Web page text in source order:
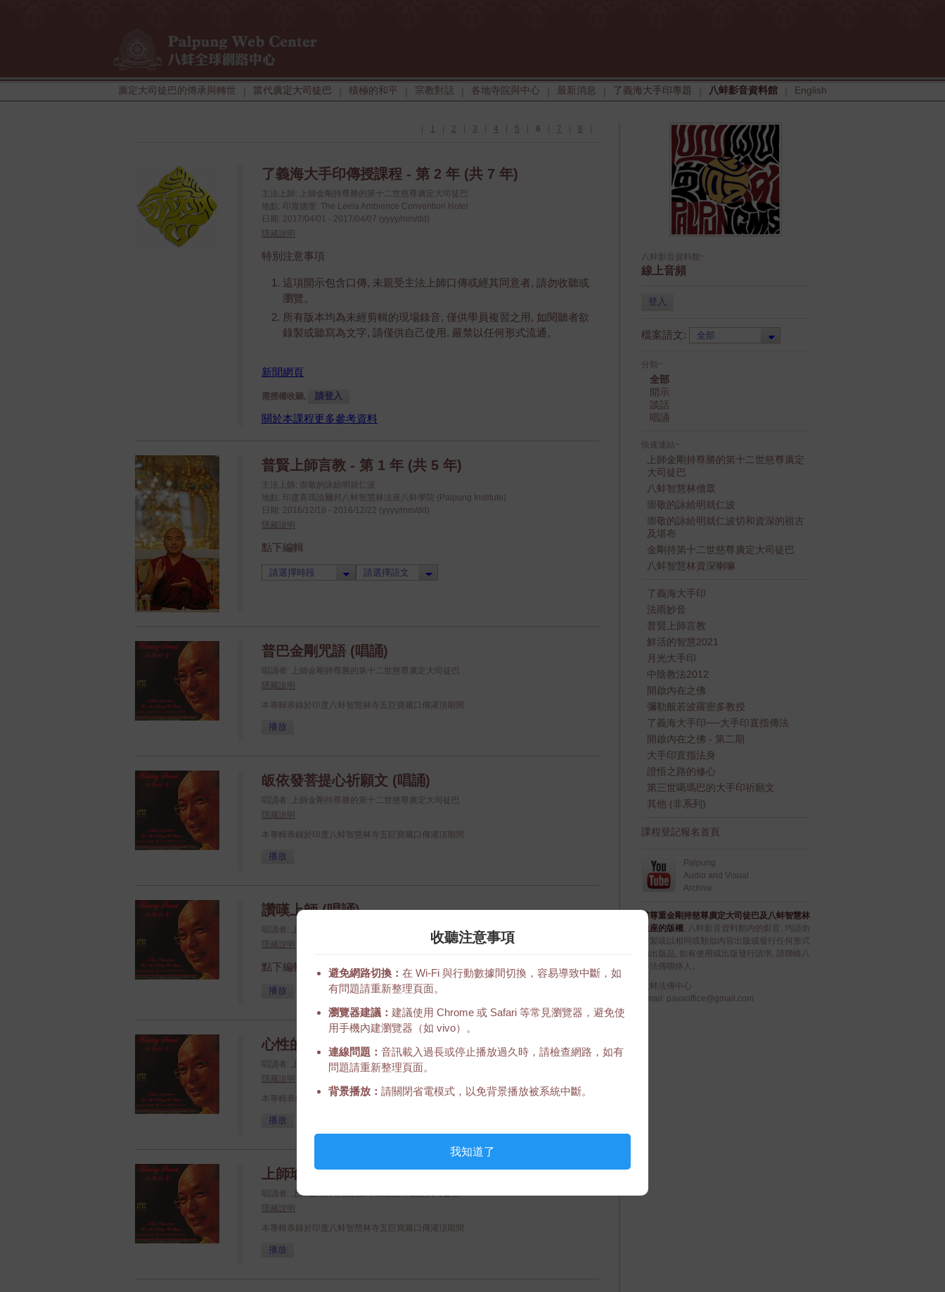
廣定大司徒巴的傳承與轉世 當代廣定大司徒巴 積極的和平 宗教對話 各地寺院與中心 最新消息 了義海大手印專題 八蚌影音資料館 English
1 2 3 4 5 6 7 8
了義海大手印傳授課程 - 第 2 年 (共 7 年)
主法上師: 上師金剛持尊勝的第十二世慈尊廣定大司徒巴
地點: 印度德里: The Leela Ambience Convention Hotel
日期: 2017/04/01 - 2017/04/07 (yyyy/mm/dd)
隱藏說明
特別注意事項
這項開示包含口傳, 未親受主法上師口傳或經其同意者, 請勿收聽或
瀏覽。
所有版本均為未經剪輯的現場錄音, 僅供學員複習之用, 如閱聽者欲
錄製或聽寫為文字, 請僅供自己使用, 嚴禁以任何形式流通。
新聞網頁
需授權收聽, 請登入
關於本課程更多參考資料
普賢上師言教 - 第 1 年 (共 5 年)
主法上師: 崇敬的詠給明就仁波
地點: 印度喜瑪洽爾邦八蚌智慧林法座八蚌學院 (Palpung Institute)
日期: 2016/12/18 - 2016/12/22 (yyyy/mm/dd)
隱藏說明
點下編輯
普巴金剛咒語 (唱誦)
唱誦者: 上師金剛持尊勝的第十二世慈尊廣定大司徒巴
隱藏說明
本專輯恭錄於印度八蚌智慧林寺五巨寶藏口傳灌頂期間
播放
皈依發菩提心祈願文 (唱誦)
唱誦者: 上師金剛持尊勝的第十二世慈尊廣定大司徒巴
隱藏說明
本專輯恭錄於印度八蚌智慧林寺五巨寶藏口傳灌頂期間
播放
讚嘆上師 (唱誦)
唱誦者: 上師金剛持尊勝的第十二世慈尊廣定大司徒巴
隱藏說明
點下編輯
播放
心性的簡介 (唱誦)
唱誦者: 上師金剛持尊勝的第十二世慈尊廣定大司徒巴
隱藏說明
本專輯恭錄於印度八蚌智慧林寺五巨寶藏口傳灌頂期間
播放
上師瑜珈 (唱誦)
唱誦者: 上師金剛持尊勝的第十二世慈尊廣定大司徒巴
隱藏說明
本專輯恭錄於印度八蚌智慧林寺五巨寶藏口傳灌頂期間
播放
八蚌影音資料館~
線上音頻
登入
檔案語文:
分類~
全部
開示
談話
唱誦
快速連結~
上師金剛持尊勝的第十二世慈尊廣定
大司徒巴
八蚌智慧林僧眾
崇敬的詠給明就仁波
崇敬的詠給明就仁波切和資深的祖古
及堪布
金剛持第十二世慈尊廣定大司徒巴
八蚌智慧林資深喇嘛
了義海大手印
法雨妙音
普賢上師言教
鮮活的智慧2021
月光大手印
中陰教法2012
開啟內在之佛
彌勒般若波羅密多教授
了義海大手印──大手印直指傳法
開啟內在之佛 - 第二期
大手印直指法身
證悟之路的修心
第三世噶瑪巴的大手印祈願文
其他 (非系列)
課程登記報名首頁
Palpung
Audio and Visual
Archive
請尊重金剛持慈尊廣定大司徒巴及八蚌智慧林
法座的版權 , 八蚌影音資料館內的影音, 均請勿
複製或以相同或類似內容出版或發行任何形式
的出版品, 如有使用或出版發行請求, 請聯絡八
蚌法傳聯絡人。
八蚌法傳中心
email: pavaoffice@gmail.com
收聽注意事項
避免網路切換： 在 Wi-Fi 與行動數據間切換，容易導致中斷，如
有問題請重新整理頁面。
瀏覽器建議： 建議使用 Chrome 或 Safari 等常見瀏覽器，避免使
用手機內建瀏覽器（如 vivo）。
連線問題： 音訊載入過長或停止播放過久時，請檢查網路，如有
問題請重新整理頁面。
背景播放： 請關閉省電模式，以免背景播放被系統中斷。
我知道了